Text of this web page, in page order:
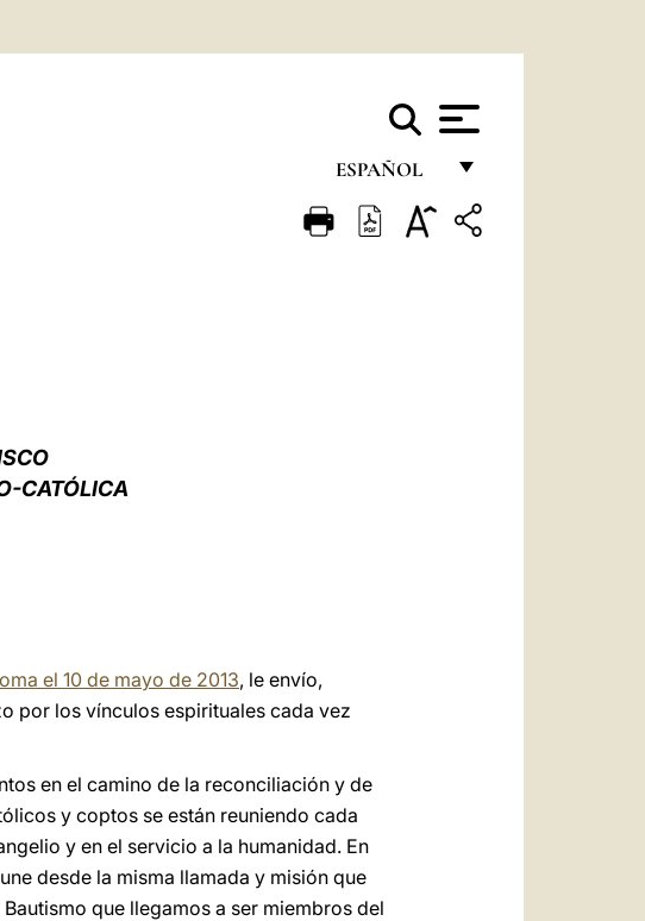
ESPAÑOL
FRANÇAIS
CATÓLICA
el 10 de mayo de 2013, le envío,
por los vínculos espirituales cada vez
en el camino de la reconciliación y de
y coptos se están reuniendo cada
y en el servicio a la humanidad. En
desde la misma llamada y misión que
que llegamos a ser miembros del